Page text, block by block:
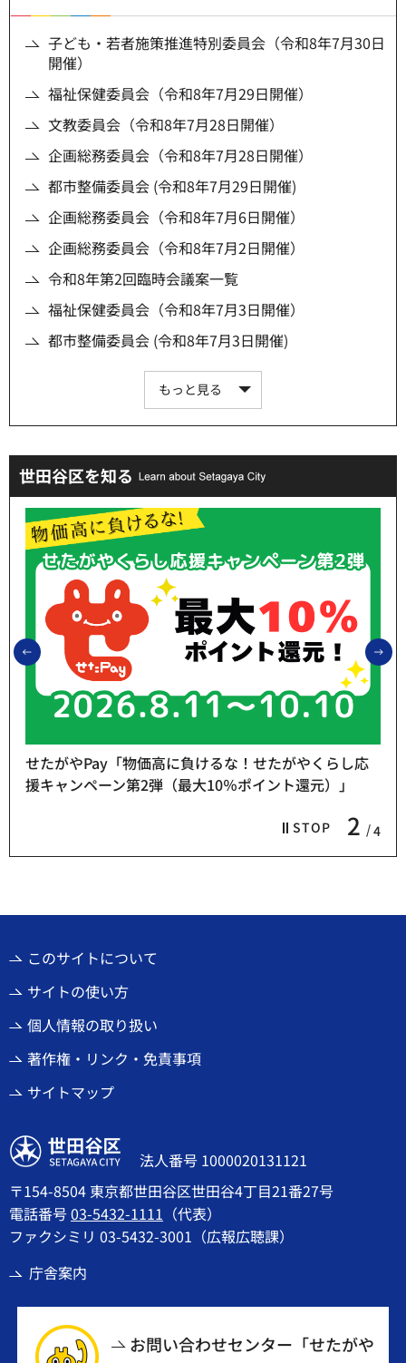
子ども・若者施策推進特別委員会（令和8年7月30日
開催）
福祉保健委員会（令和8年7月29日開催）
文教委員会（令和8年7月28日開催）
企画総務委員会（令和8年7月28日開催）
都市整備委員会 (令和8年7月29日開催)
企画総務委員会（令和8年7月6日開催）
企画総務委員会（令和8年7月2日開催）
令和8年第2回臨時会議案一覧
福祉保健委員会（令和8年7月3日開催）
都市整備委員会 (令和8年7月3日開催)
もっと見る
世田谷区を知る
前のスライドを表示
STOP 2 4
せたがやPay「物価高に負けるな！せたがやくらし応
援キャンペーン第2弾（最大10％ポイント還元）」
このサイトについて
サイトの使い方
個人情報の取り扱い
著作権・リンク・免責事項
サイトマップ
世田谷区
法人番号 1000020131121
〒154-8504 東京都世田谷区世田谷4丁目21番27号
電話番号03-5432-1111 （代表）
ファクシミリ 03-5432-3001（広報広聴課）
庁舎案内
お問い合わせセンター「せたがや